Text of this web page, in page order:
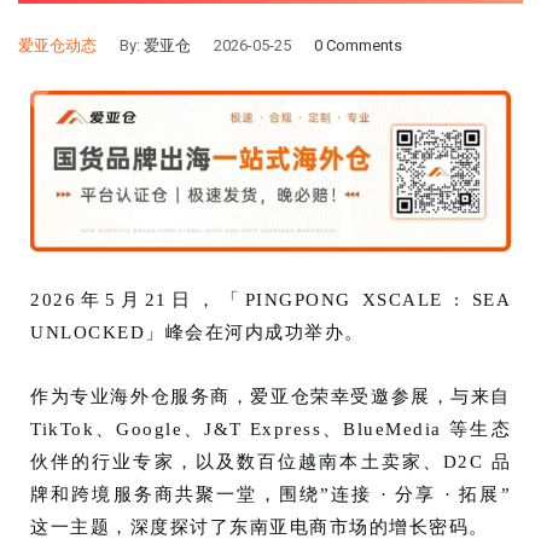
爱亚仓动态 By: 爱亚仓 2026-05-25 0 Comments
2026年5月21日，「PINGPONG XSCALE : SEA
UNLOCKED」峰会在河内成功举办。
作为专业海外仓服务商，爱亚仓荣幸受邀参展，与来自
TikTok、Google、J&T Express、BlueMedia 等生态
伙伴的行业专家，以及数百位越南本土卖家、D2C 品
牌和跨境服务商共聚一堂，围绕”连接 · 分享 · 拓展”
这一主题，深度探讨了东南亚电商市场的增长密码。